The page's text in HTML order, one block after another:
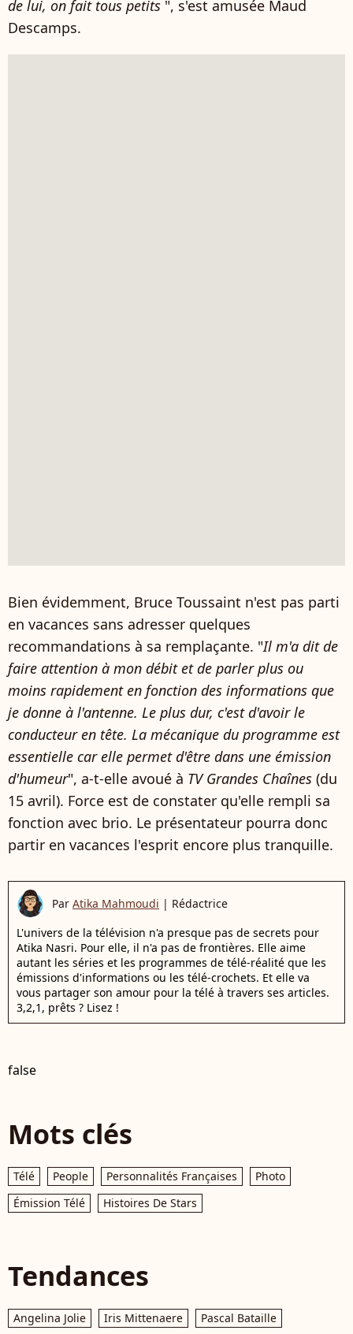
de lui, on fait tous petits ", s'est amusée Maud
Descamps.
Bien évidemment, Bruce Toussaint n'est pas parti
en vacances sans adresser quelques
recommandations à sa remplaçante. "Il m'a dit de
faire attention à mon débit et de parler plus ou
moins rapidement en fonction des informations que
je donne à l'antenne. Le plus dur, c'est d'avoir le
conducteur en tête. La mécanique du programme est
essentielle car elle permet d'être dans une émission
d'humeur", a-t-elle avoué à TV Grandes Chaînes (du
15 avril). Force est de constater qu'elle rempli sa
fonction avec brio. Le présentateur pourra donc
partir en vacances l'esprit encore plus tranquille.
Par Atika Mahmoudi | Rédactrice
L'univers de la télévision n'a presque pas de secrets pour
Atika Nasri. Pour elle, il n'a pas de frontières. Elle aime
autant les séries et les programmes de télé-réalité que les
émissions d'informations ou les télé-crochets. Et elle va
vous partager son amour pour la télé à travers ses articles.
3,2,1, prêts ? Lisez !
false
Mots clés
Télé People Personnalités Françaises
Photo
Émission Télé
Histoires De Stars
Tendances
Angelina Jolie Iris Mittenaere
Pascal Bataille